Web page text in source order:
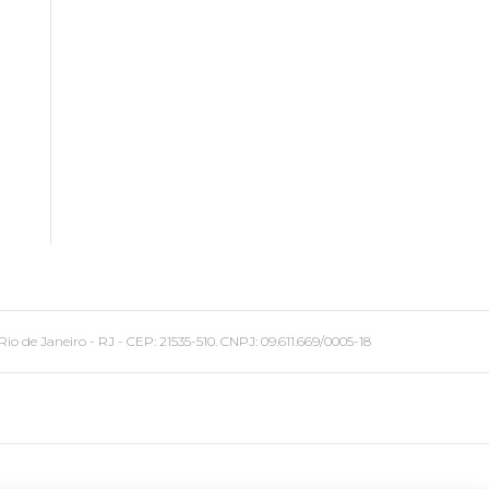
Janeiro - RJ - CEP: 21535-510. CNPJ: 09.611.669/0005-18